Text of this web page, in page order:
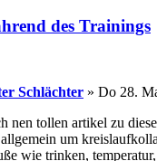
des Trainings
Schlächter » Do 28.
nen tollen artikel zu
um
wie trinken,